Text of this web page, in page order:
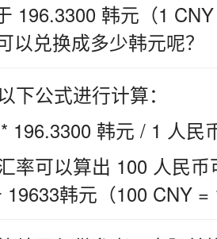
196.3300 韩元（1
以兑换成多少韩元呢？
下公式进行计算：
196.3300 韩元 / 1 人民
率可以算出 100 人民
19633韩元（100 CNY =